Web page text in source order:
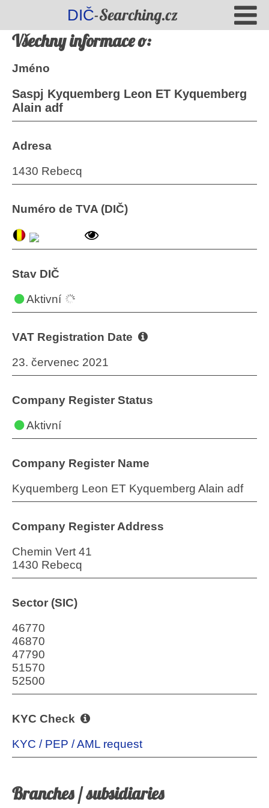
DIČ-Searching.cz
Všechny informace o:
Jméno
Saspj Kyquemberg Leon ET Kyquemberg
Alain adf
Adresa
1430 Rebecq
Numéro de TVA (DIČ)
Stav DIČ
Aktivní
VAT Registration Date
23. červenec 2021
Company Register Status
Aktivní
Company Register Name
Kyquemberg Leon ET Kyquemberg Alain adf
Company Register Address
Chemin Vert 41
1430 Rebecq
Sector (SIC)
46770
46870
47790
51570
52500
KYC Check
KYC / PEP / AML request
Branches / subsidiaries